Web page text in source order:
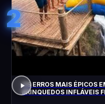
2
OS ERROS MAIS ÉPICOS
BRINQUEDOS INFLÁVEIS